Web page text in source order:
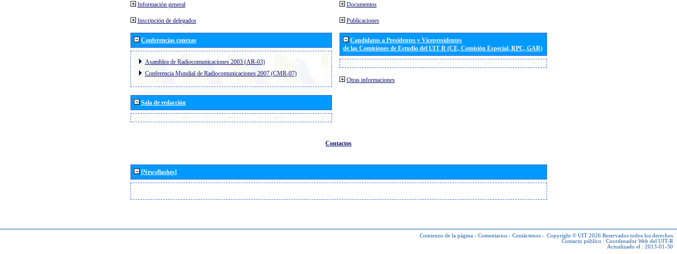
Información general
Inscripción de delegados
Conferencias conexas
Asamblea de Radiocomunicaciones 2003 (AR-03)
Conferencia Mundial de Radiocomunicaciones 2007 (CMR-07)
Sala de redacción
Documentos
Publicaciones
Candidatos a Presidentes y Vicepresidentes
de las Comisiones de Estudio del UIT R (CE, Comisión Especial, RPC, GAR)
Otras informaciones
Contactos
[Newsflashes]
Comienzo de la página - Comentarios - Contáctenos - Copyright © UIT 2026 Reservados todos los derechos
Contacto público : Coordenador Web del UIT-R
Actualizado el : 2013-01-30